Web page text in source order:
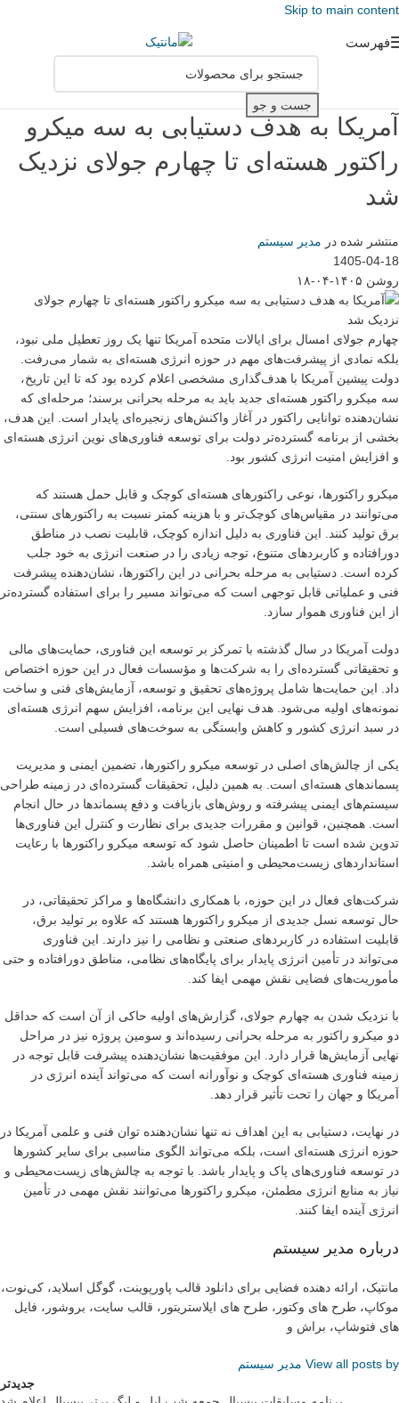
Skip to main content
فهرست
جست و جو
آمریکا به هدف دستیابی به سه میکرو
راکتور هسته‌ای تا چهارم جولای نزدیک
شد
منتشر شده در مدیر سیستم
1405-04-18
روشن ۱۴۰۵-۰۴-۱۸
چهارم جولای امسال برای ایالات متحده آمریکا تنها یک روز تعطیل ملی نبود،
بلکه نمادی از پیشرفت‌های مهم در حوزه انرژی هسته‌ای به شمار می‌رفت.
دولت پیشین آمریکا با هدف‌گذاری مشخصی اعلام کرده بود که تا این تاریخ،
سه میکرو راکتور هسته‌ای جدید باید به مرحله بحرانی برسند؛ مرحله‌ای که
نشان‌دهنده توانایی راکتور در آغاز واکنش‌های زنجیره‌ای پایدار است. این هدف،
بخشی از برنامه گسترده‌تر دولت برای توسعه فناوری‌های نوین انرژی هسته‌ای
و افزایش امنیت انرژی کشور بود.
میکرو راکتورها، نوعی راکتورهای هسته‌ای کوچک و قابل حمل هستند که
می‌توانند در مقیاس‌های کوچک‌تر و با هزینه کمتر نسبت به راکتورهای سنتی،
برق تولید کنند. این فناوری به دلیل اندازه کوچک، قابلیت نصب در مناطق
دورافتاده و کاربردهای متنوع، توجه زیادی را در صنعت انرژی به خود جلب
کرده است. دستیابی به مرحله بحرانی در این راکتورها، نشان‌دهنده پیشرفت
فنی و عملیاتی قابل توجهی است که می‌تواند مسیر را برای استفاده گسترده‌تر
از این فناوری هموار سازد.
دولت آمریکا در سال گذشته با تمرکز بر توسعه این فناوری، حمایت‌های مالی
و تحقیقاتی گسترده‌ای را به شرکت‌ها و مؤسسات فعال در این حوزه اختصاص
داد. این حمایت‌ها شامل پروژه‌های تحقیق و توسعه، آزمایش‌های فنی و ساخت
نمونه‌های اولیه می‌شود. هدف نهایی این برنامه، افزایش سهم انرژی هسته‌ای
در سبد انرژی کشور و کاهش وابستگی به سوخت‌های فسیلی است.
یکی از چالش‌های اصلی در توسعه میکرو راکتورها، تضمین ایمنی و مدیریت
پسماندهای هسته‌ای است. به همین دلیل، تحقیقات گسترده‌ای در زمینه طراحی
سیستم‌های ایمنی پیشرفته و روش‌های بازیافت و دفع پسماندها در حال انجام
است. همچنین، قوانین و مقررات جدیدی برای نظارت و کنترل این فناوری‌ها
تدوین شده است تا اطمینان حاصل شود که توسعه میکرو راکتورها با رعایت
استانداردهای زیست‌محیطی و امنیتی همراه باشد.
شرکت‌های فعال در این حوزه، با همکاری دانشگاه‌ها و مراکز تحقیقاتی، در
حال توسعه نسل جدیدی از میکرو راکتورها هستند که علاوه بر تولید برق،
قابلیت استفاده در کاربردهای صنعتی و نظامی را نیز دارند. این فناوری
می‌تواند در تأمین انرژی پایدار برای پایگاه‌های نظامی، مناطق دورافتاده و حتی
مأموریت‌های فضایی نقش مهمی ایفا کند.
با نزدیک شدن به چهارم جولای، گزارش‌های اولیه حاکی از آن است که حداقل
دو میکرو راکتور به مرحله بحرانی رسیده‌اند و سومین پروژه نیز در مراحل
نهایی آزمایش‌ها قرار دارد. این موفقیت‌ها نشان‌دهنده پیشرفت قابل توجه در
زمینه فناوری هسته‌ای کوچک و نوآورانه است که می‌تواند آینده انرژی در
آمریکا و جهان را تحت تأثیر قرار دهد.
در نهایت، دستیابی به این اهداف نه تنها نشان‌دهنده توان فنی و علمی آمریکا در
حوزه انرژی هسته‌ای است، بلکه می‌تواند الگوی مناسبی برای سایر کشورها
در توسعه فناوری‌های پاک و پایدار باشد. با توجه به چالش‌های زیست‌محیطی و
نیاز به منابع انرژی مطمئن، میکرو راکتورها می‌توانند نقش مهمی در تأمین
انرژی آینده ایفا کنند.
درباره مدیر سیستم
مانتیک، ارائه دهنده فضایی برای دانلود قالب پاورپوینت، گوگل اسلاید، کی‌نوت،
موکاپ، طرح های وکتور، طرح های ایلاستریتور، قالب سایت، بروشور، فایل
های فتوشاپ، براش و
View all posts by مدیر سیستم
جدیدتر